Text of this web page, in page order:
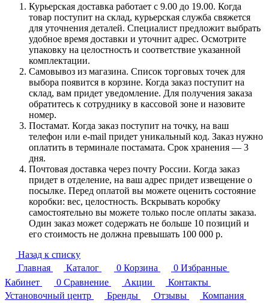
Курьерская доставка работает с 9.00 до 19.00. Когда
товар поступит на склад, курьерская служба свяжется
для уточнения деталей. Специалист предложит выбрать
удобное время доставки и уточнит адрес. Осмотрите
упаковку на целостность и соответствие указанной
комплектации.
Самовывоз из магазина. Список торговых точек для
выбора появится в корзине. Когда заказ поступит на
склад, вам придет уведомление. Для получения заказа
обратитесь к сотруднику в кассовой зоне и назовите
номер.
Постамат. Когда заказ поступит на точку, на ваш
телефон или e-mail придет уникальный код. Заказ нужно
оплатить в терминале постамата. Срок хранения — 3
дня.
Почтовая доставка через почту России. Когда заказ
придет в отделение, на ваш адрес придет извещение о
посылке. Перед оплатой вы можете оценить состояние
коробки: вес, целостность. Вскрывать коробку
самостоятельно вы можете только после оплаты заказа.
Один заказ может содержать не больше 10 позиций и
его стоимость не должна превышать 100 000 р.
Назад к списку
Главная
Каталог 0 Корзина 0 Избранные
Кабинет
0 Сравнение Акции
Контакты
Установочный центр
Бренды Отзывы
Компания